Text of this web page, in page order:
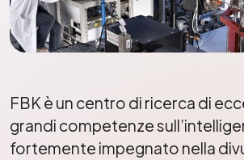
FBK è un centro di ricerca di
grandi competenze
fortemente impegnato nella